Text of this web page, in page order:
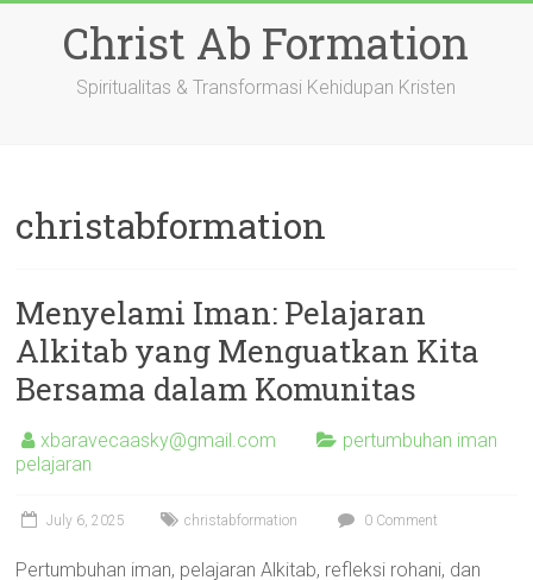
Christ Ab Formation
Spiritualitas & Transformasi Kehidupan Kristen
christabformation
Menyelami Iman: Pelajaran
Alkitab yang Menguatkan Kita
Bersama dalam Komunitas
xbaravecaasky@gmail.com
pertumbuhan iman
pelajaran
July 6, 2025 christabformation 0 Comment
Pertumbuhan iman, pelajaran Alkitab, refleksi rohani, dan